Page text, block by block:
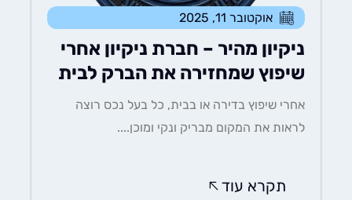
אוקטובר 11, 2025
ניקיון מהיר – חברת ניקיון אחרי
שיפוץ שמחזירה את הברק לבית
אחרי שיפוץ בדירה או בבית, כל בעל נכס רוצה
לראות את המקום מבריק ונקי ומוכן....
תקרא עוד